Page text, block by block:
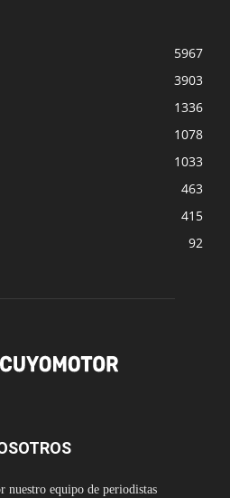
5967
3903
1336
1078
1033
463
415
92
equipo de periodistas